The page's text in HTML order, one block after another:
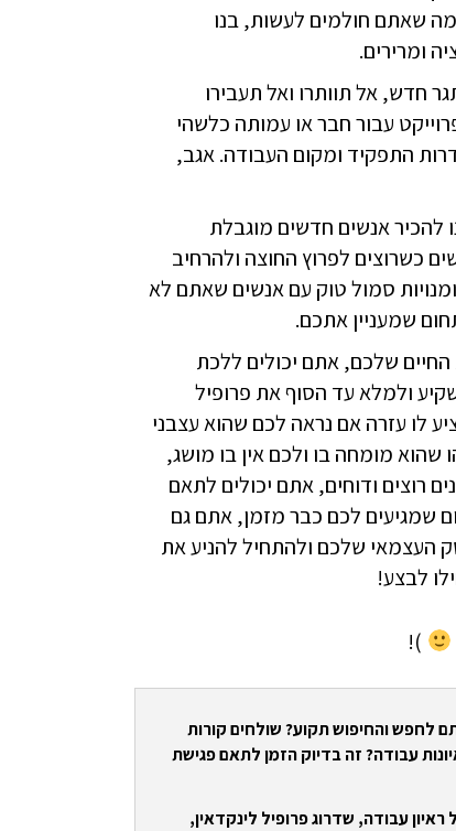
שאתם חולמים לעשות, בנו
ומרירים.
חדש, אל תוותרו ואל תעבירו
עבור חבר או עמותה כלשהי
התפקיד ומקום העבודה. אגב,
להכיר אנשים חדשים מוגבלת
כשרוצים לפרוץ החוצה ולהרחיב
סמול טוק עם אנשים שאתם לא
שמעניין אתכם.
החיים שלכם, אתם יכולים ללכת
ולמלא עד הסוף את פרופיל
לו עזרה אם נראה לכם שהוא עצבני
מומחה בו ולכם אין בו מושג,
רוצים ודוחים, אתם יכולים לתאם
שמגיעים לכם כבר מזמן, אתם גם
העצמאי שלכם ולהתחיל להניע את
לבצע!
)!
לחפש והחיפוש תקוע? שולחים קורות
עבודה? זה בדיוק הזמן לתאם פגישת
עבודה, שדרוג פרופיל לינקדאין,